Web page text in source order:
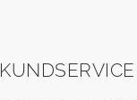
KUNDSERVICE